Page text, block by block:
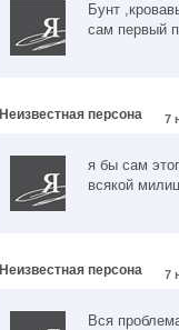
Бунт
сам первый
Неизвестная персона 7
я бы сам
всякой
Неизвестная персона 7
Вся